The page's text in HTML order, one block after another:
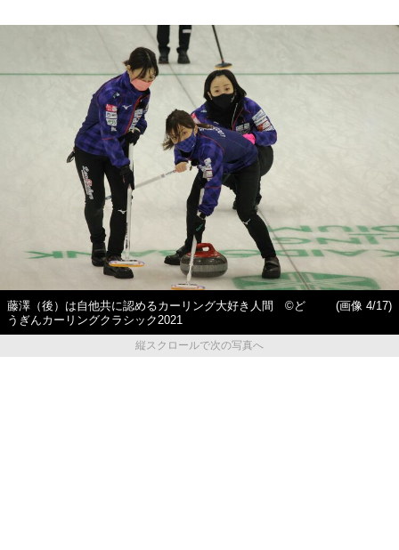
藤澤（後）は自他共に認めるカーリング大好き人間 ©ど
うぎんカーリングクラシック2021
(画像 4/17)
縦スクロールで次の写真へ